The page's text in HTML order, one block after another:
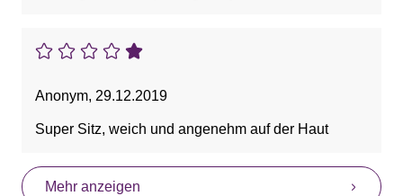
Anonym, 29.12.2019
Super Sitz, weich und angenehm auf der Haut
Mehr anzeigen